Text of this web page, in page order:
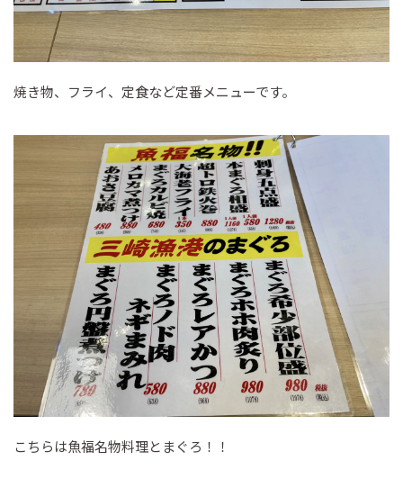
焼き物、フライ、定食など定番メニューです。
こちらは魚福名物料理とまぐろ！！